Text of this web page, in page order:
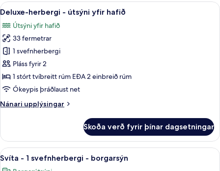
borgarsýn
Skoða
allar
myndir
fyrir
Deluxe-
herbergi
-
útsýni
hafið
Rúmföt af bestu gerð, míníbar,
6
Deluxe-herbergi - útsýni yfir hafið
Útsýni yfir hafið
33 fermetrar
1 svefnherbergi
Pláss fyrir 2
1 stórt tvíbreitt rúm EÐA 2 einbreið rúm
Ókeypis þráðlaust net
Nánari upplýsingar
Nánari
herbergi
útsýni
Skoða verð fyrir þínar dagsetningar
Skoða
allar
Svíta - 1 svefnherbergi - borgarsýn
4
Svíta - 1 svefnherbergi - borgarsýn